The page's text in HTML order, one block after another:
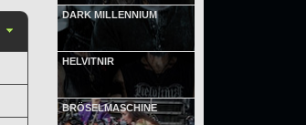
DARK MILLENNIUM
HELVITNIR
BRÖSELMASCHINE